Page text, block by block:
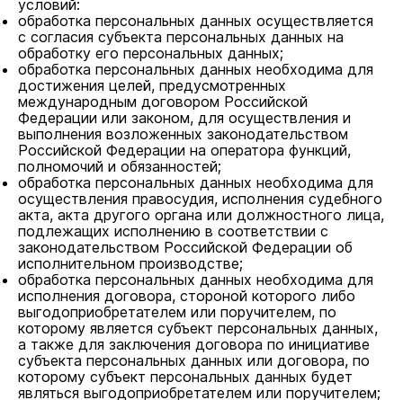
условий:
обработка персональных данных осуществляется
с согласия субъекта персональных данных на
обработку его персональных данных;
обработка персональных данных необходима для
достижения целей, предусмотренных
международным договором Российской
Федерации или законом, для осуществления и
выполнения возложенных законодательством
Российской Федерации на оператора функций,
полномочий и обязанностей;
обработка персональных данных необходима для
осуществления правосудия, исполнения судебного
акта, акта другого органа или должностного лица,
подлежащих исполнению в соответствии с
законодательством Российской Федерации об
исполнительном производстве;
обработка персональных данных необходима для
исполнения договора, стороной которого либо
выгодоприобретателем или поручителем, по
которому является субъект персональных данных,
а также для заключения договора по инициативе
субъекта персональных данных или договора, по
которому субъект персональных данных будет
являться выгодоприобретателем или поручителем;